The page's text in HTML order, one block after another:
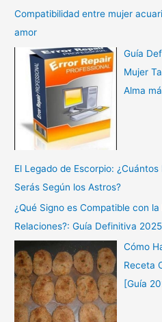
Compatibilidad entre mujer
amor
Guía
Mujer
Alma
El Legado de Escorpio:
Serás Según los Astros?
¿Qué Signo es Compatible con
Relaciones?: Guía Definitiva 2025
Cómo
Receta
[Guía